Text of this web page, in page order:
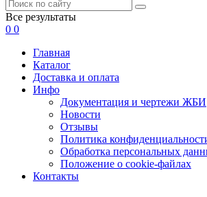
Все результаты
0 0
Главная
Каталог
Доставка и оплата
Инфо
Документация и чертежи ЖБИ
Новости
Отзывы
Политика
Обработка персональных
Положение о cookie-файлах
Контакты